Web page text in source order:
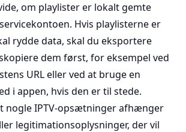
om playlister er lokalt gemte
Hvis playlisterne er
rydde data, skal du eksportere
dem først, for eksempel ved
URL eller ved at bruge en
i appen, hvis den er til stede.
nogle IPTV-opsætninger afhænger
legitimationsoplysninger, der vil